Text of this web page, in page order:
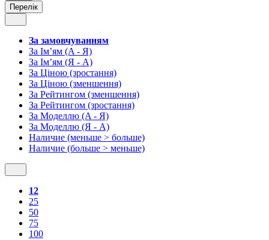
Перелік
За замовчуванням
За Ім’ям (A - Я)
За Ім’ям (Я - A)
За Ціною (зростання)
За Ціною (зменшення)
За Рейтингом (зменшення)
За Рейтингом (зростання)
За Моделлю (A - Я)
За Моделлю (Я - A)
Наличие (меньше > больше)
Наличие (больше > меньше)
12
25
50
75
100